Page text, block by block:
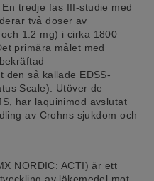
tredje fas III-studie med
två doser av
1.2 mg) i cirka 1800
primära målet med
den så kallade EDSS-
Scale). Utöver de
har laquinimod avslutat
av Crohns sjukdom och
NORDIC: ACTI) är ett
av läkemedel mot